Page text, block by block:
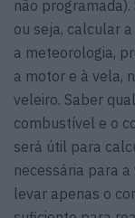
não
ou seja, calcular
a meteorologia,
a motor e à vela,
veleiro. Saber
combustível e o
será útil para
necessária para
levar apenas o